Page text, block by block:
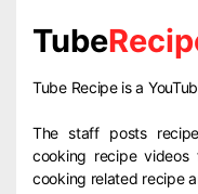
Tube
Tube Recipe is a
The staff posts
cooking recipe videos
cooking related recipe